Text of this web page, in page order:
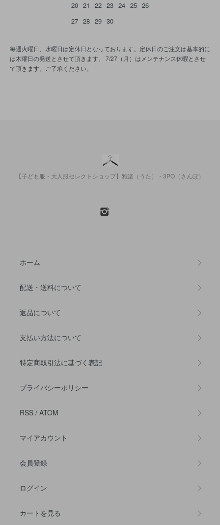
20 21 22 23 24 25 26
27 28 29 30
毎週火曜日、水曜日は定休日となっております。定休日のご注文は基本的に
は木曜日の発送とさせて頂きます。 7/27（月）はメンテナンス休暇とさせ
て頂きます。ご了承ください。
【子ども服・大人服セレクトショップ】雅楽（うた）・3PO（さんぽ）
ホーム
配送・送料について
返品について
支払い方法について
特定商取引法に基づく表記
プライバシーポリシー
RSS / ATOM
マイアカウント
会員登録
ログイン
カートを見る